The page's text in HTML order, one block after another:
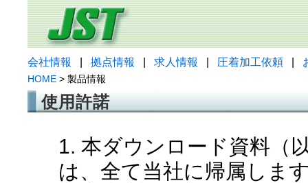
会社情報 拠点情報 求人情報 圧着加工依頼
HOME > 製品情報
使用許諾
1. 本ダウンロード資料（
は、全て当社に帰属しま